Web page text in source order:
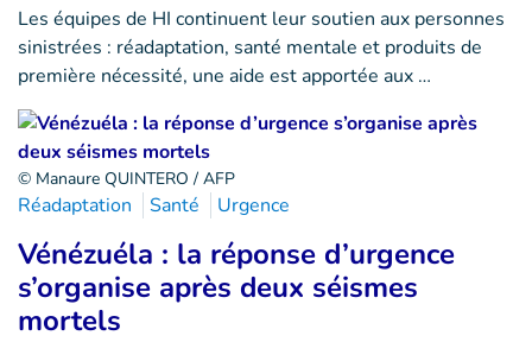
Les équipes de HI continuent leur soutien aux personnes
sinistrées : réadaptation, santé mentale et produits de
première nécessité, une aide est apportée aux …
© Manaure QUINTERO / AFP
Réadaptation Santé Urgence
Vénézuéla : la réponse d’urgence
s’organise après deux séismes
mortels